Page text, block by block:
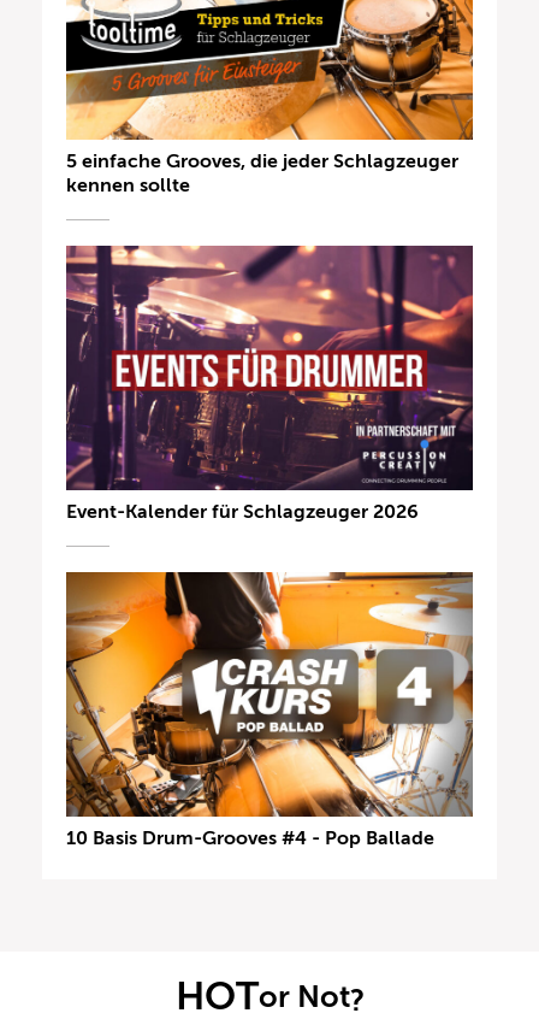
5 einfache Grooves, die jeder Schlagzeuger
kennen sollte
Event-Kalender für Schlagzeuger 2026
10 Basis Drum-Grooves #4 - Pop Ballade
HOTor Not?